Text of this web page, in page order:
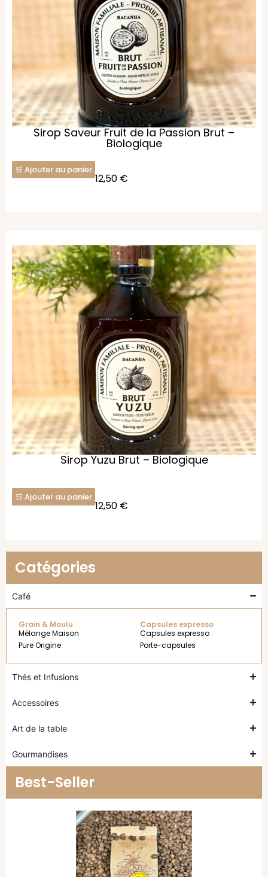
Sirop Saveur Fruit de la Passion Brut –
Biologique
Ajouter au panier
12,50 €
Sirop Yuzu Brut – Biologique
Ajouter au panier
12,50 €
Catégories
Café
Grain & Moulu
Mélange Maison
Pure Origine
Capsules expresso
Capsules expresso
Porte-capsules
Thés et Infusions
Accessoires
Art de la table
Gourmandises
Best-Seller